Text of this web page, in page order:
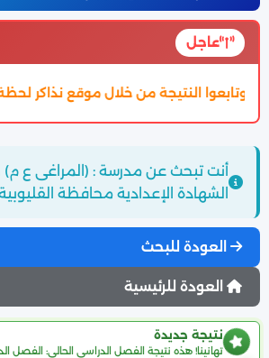
عاجل
تم اعتماد تنسيق الالتحاق بالثانوية العامة 2027
أنت تبحث عن مدرسة : (المراغى ع
الشهادة الإعدادية محافظة
العودة للبحث
العودة للرئيسية
نتيجة جديدة
تهانينا! هذه نتيجة الفصل الدراسي الحالي: الفصل